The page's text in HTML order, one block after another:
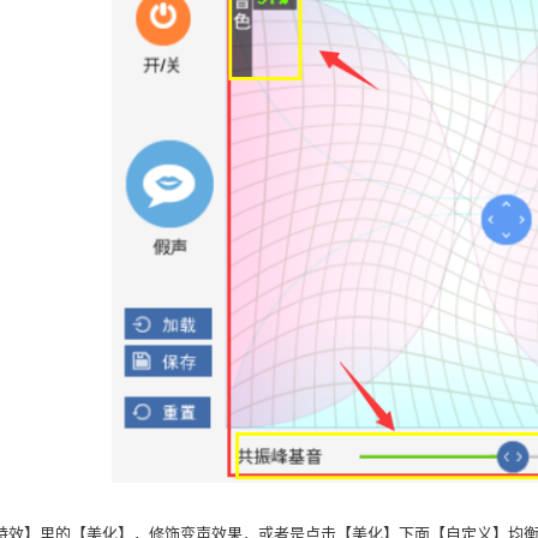
效】里的【美化】，修饰变声效果，或者是点击【美化】下面【自定义】均